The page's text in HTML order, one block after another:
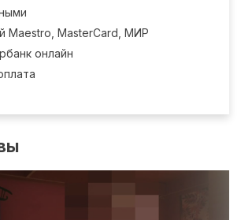
Maestro, MasterCard, МИР
онлайн